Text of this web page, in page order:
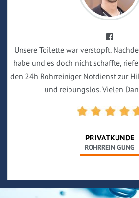
Unsere Toilette war verstopft.
habe und es doch nicht schaffte,
den 24h Rohrreiniger Notdienst zur
und reibungslos. Vielen
PRIVATKUNDE
ROHRREINIGUNG